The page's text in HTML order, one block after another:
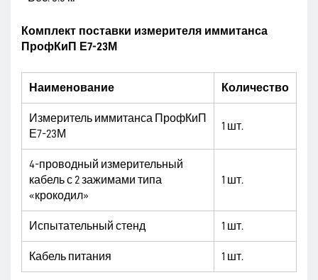
Комплект поставки измерителя иммитанса
ПрофКиП Е7-23М
Наименование Количество
Измеритель иммитанса ПрофКиП
Е7-23М
1 шт.
4-проводный измерительный
кабель с 2 зажимами типа
«крокодил»
1 шт.
Испытательный стенд 1 шт.
Кабель питания 1 шт.